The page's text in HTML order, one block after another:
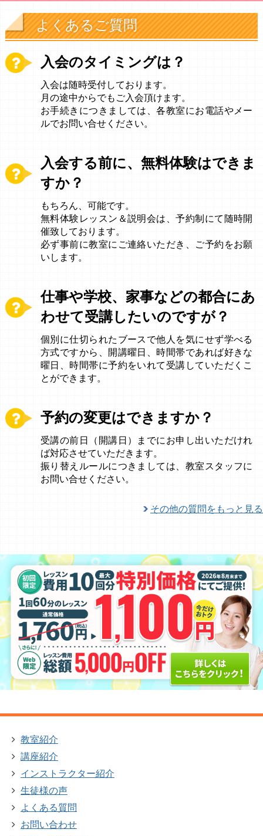
よくあるご質問
入会のタイミングは？
入会は随時受付しております。
月の途中からでもご入会頂けます。
お手続きにつきましては、各教室にお電話やメー
ルでお問い合せください。
入会する前に、無料体験はできま
すか？
もちろん、可能です。
無料体験レッスン＆説明会は、予約制にて随時開
催致しております。
必ず事前に教室にご連絡いただき、ご予約をお願
いします。
仕事や学校、家事などの都合にあ
わせて受講したいのですが？
個別に仕切られたブースで他人を気にせず学べる
方式ですから、開講曜日、時間帯であれば好きな
曜日、時間帯に予約をいれて受講していただくこ
とができます。
予約の変更はできますか？
受講の前日（開講日）までにお申し出いただけれ
ば対応させていただきます。
振り替えルールにつきましては、教室スタッフに
お問い合せください。
その他の質問をもっと見る
教室紹介
講座紹介
インストラクター紹介
生徒様の声
よくある質問
お問い合わせ